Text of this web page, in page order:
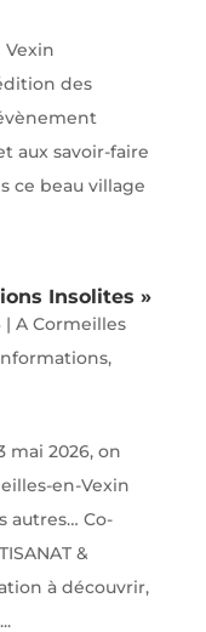
Vexin
des
aux savoir-faire
ce beau village
Insolites »
| A Cormeilles
,
mai 2026, on
en-Vexin
autres… Co-
&
à découvrir,